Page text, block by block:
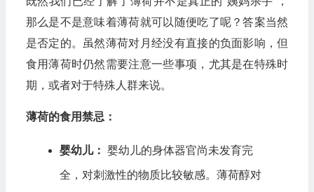
那么是不是意味着薄荷就可以随便吃了呢？答案当然
是否定的。虽然薄荷对月经没有直接的负面影响，但
食用薄荷时仍然需要注意一些事项，尤其是在特殊时
期，或者对于特殊人群来说。
薄荷的食用禁忌：
婴幼儿： 婴幼儿的身体器官尚未发育完
全，对刺激性的物质比较敏感。薄荷醇对